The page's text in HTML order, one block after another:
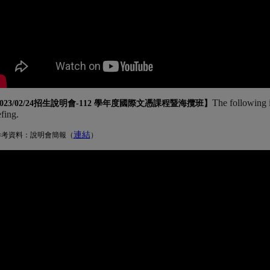
02/24招生說明會-112 學年度國際文憑課程暨海攬班】 The following
考資料：說明會簡報（連結(另開新視窗)
）